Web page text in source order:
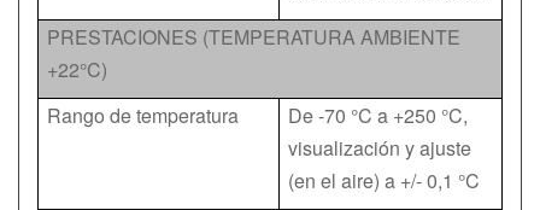
PRESTACIONES (TEMPERATURA AMBIENTE
+22°C)
Rango de temperatura
De -70 °C a +250 °C,
visualización y ajuste
(en el aire) a +/- 0,1 °C